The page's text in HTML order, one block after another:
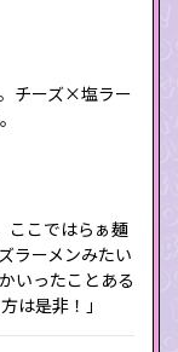
チーズ×塩ラー
ここではらぁ麺
ラーメンみたい
いったことある
は是非！」